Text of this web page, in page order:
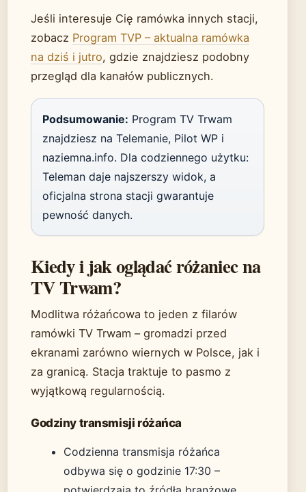
Jeśli interesuje Cię ramówka innych stacji,
zobacz Program TVP – aktualna ramówka
na dziś i jutro, gdzie znajdziesz podobny
przegląd dla kanałów publicznych.
Podsumowanie: Program TV Trwam
znajdziesz na Telemanie, Pilot WP i
naziemna.info. Dla codziennego użytku:
Teleman daje najszerszy widok, a
oficjalna strona stacji gwarantuje
pewność danych.
Kiedy i jak oglądać różaniec na
TV Trwam?
Modlitwa różańcowa to jeden z filarów
ramówki TV Trwam – gromadzi przed
ekranami zarówno wiernych w Polsce, jak i
za granicą. Stacja traktuje to pasmo z
wyjątkową regularnością.
Godziny transmisji różańca
Codzienna transmisja różańca
odbywa się o godzinie 17:30 –